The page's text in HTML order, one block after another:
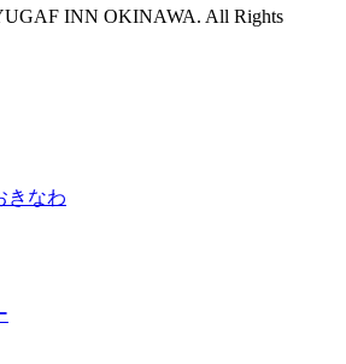
INN OKINAWA. All Rights